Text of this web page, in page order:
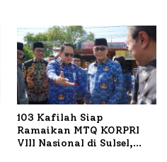
103 Kafilah Siap
Ramaikan MTQ KORPRI
VIII Nasional di Sulsel,